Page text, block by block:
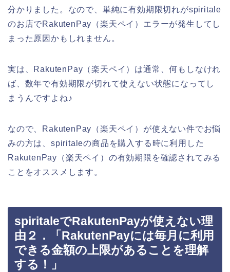
分かりました。なので、単純に有効期限切れがspiritale
のお店でRakutenPay（楽天ペイ）エラーが発生してし
まった原因かもしれません。
実は、RakutenPay（楽天ペイ）は通常、何もしなけれ
ば、数年で有効期限が切れて使えない状態になってし
まうんですよね♪
なので、RakutenPay（楽天ペイ）が使えない件でお悩
みの方は、spiritaleの商品を購入する時に利用した
RakutenPay（楽天ペイ）の有効期限を確認されてみる
ことをオススメします。
spiritaleでRakutenPayが使えない理
由２．「RakutenPayには毎月に利用
できる金額の上限があることを理解
する！」